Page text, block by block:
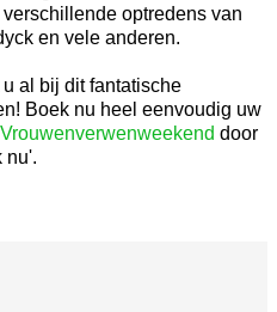
optredens van
en vele anderen.
al bij dit fantatische
Boek nu heel eenvoudig uw
Vrouwenverwenweekend door
nu'.